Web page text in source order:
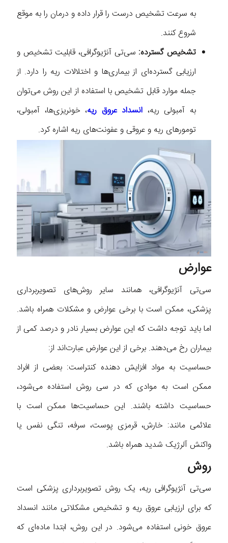
به سرعت تشخیص درست را قرار داده و درمان را به موقع
شروع کنند.
تشخیص گسترده: سی‌تی آنژیوگرافی، قابلیت تشخیص و
ارزیابی گسترده‌ای از بیماری‌ها و اختلالات ریه را دارد. از
جمله موارد قابل تشخیص با استفاده از این روش می‌توان
به آمبولی ریه، انسداد عروق ریه، خونریزی‌ها، آمبولی،
تومورهای ریه و عروقی و عفونت‌های ریه اشاره کرد.
عوارض
سی‌تی آنژیوگرافی، همانند سایر روش‌های تصویربرداری
پزشکی، ممکن است با برخی عوارض و مشکلات همراه باشد.
اما باید توجه داشت که این عوارض بسیار نادر و درصد کمی از
بیماران رخ می‌دهند. برخی از این عوارض عبارت‌اند از:
حساسیت به مواد افزایش دهنده کنتراست: بعضی از افراد
ممکن است به موادی که در سی روش استفاده می‌شود،
حساسیت داشته باشند. این حساسیت‌ها ممکن است با
علائمی مانند: خارش، قرمزی پوست، سرفه، تنگی نفس یا
واکنش آلرژیک شدید همراه باشد.
روش
سی‌تی آنژیوگرافی ریه، یک روش تصویربرداری پزشکی است
که برای ارزیابی عروق ریه و تشخیص مشکلاتی مانند انسداد
عروق خونی استفاده می‌شود. در این روش، ابتدا ماده‌ای که